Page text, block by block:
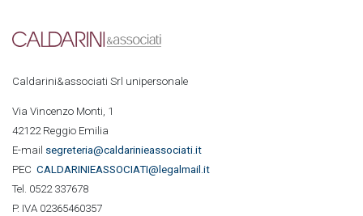
Caldarini&associati Srl unipersonale
Via Vincenzo Monti, 1
42122 Reggio Emilia
E-mail segreteria@caldarinieassociati.it
PEC CALDARINIEASSOCIATI@legalmail.it
Tel. 0522 337678
P. IVA 02365460357